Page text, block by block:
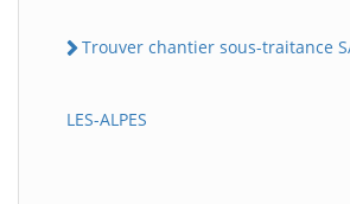
Trouver chantier sous-traitance
LES-ALPES